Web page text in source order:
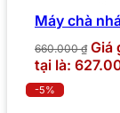
Máy chà
660.000₫ Giá
tại là:
-5%